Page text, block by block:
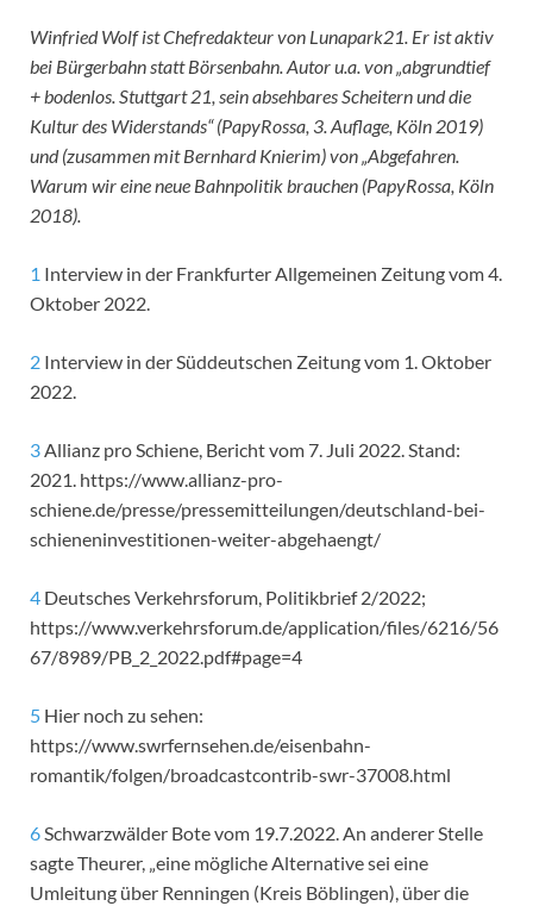
Winfried Wolf ist Chefredakteur von Lunapark21. Er ist aktiv
bei Bürgerbahn statt Börsenbahn. Autor u.a. von „abgrundtief
+ bodenlos. Stuttgart 21, sein absehbares Scheitern und die
Kultur des Widerstands“ (PapyRossa, 3. Auflage, Köln 2019)
und (zusammen mit Bernhard Knierim) von „Abgefahren.
Warum wir eine neue Bahnpolitik brauchen (PapyRossa, Köln
2018).
1 Interview in der Frankfurter Allgemeinen Zeitung vom 4.
Oktober 2022.
2 Interview in der Süddeutschen Zeitung vom 1. Oktober
2022.
3Allianz pro Schiene, Bericht vom 7. Juli 2022. Stand:
2021. https://www.allianz-pro-
schiene.de/presse/pressemitteilungen/deutschland-bei-
schieneninvestitionen-weiter-abgehaengt/
4 Deutsches Verkehrsforum, Politikbrief 2/2022;
https://www.verkehrsforum.de/application/files/6216/56
67/8989/PB_2_2022.pdf#page=4
5 Hier noch zu sehen:
https://www.swrfernsehen.de/eisenbahn-
romantik/folgen/broadcastcontrib-swr-37008.html
6Schwarzwälder Bote vom 19.7.2022. An anderer Stelle
sagte Theurer, „eine mögliche Alternative sei eine
Umleitung über Renningen (Kreis Böblingen), über die